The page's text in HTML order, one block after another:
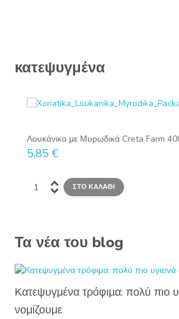
κατεψυγμένα
Λουκάνικο με Μυρωδικά Creta Farm
5,85 €
Τα νέα του blog
Κατεψυγμένα τρόφιμα: πολύ πιο
νομίζουμε